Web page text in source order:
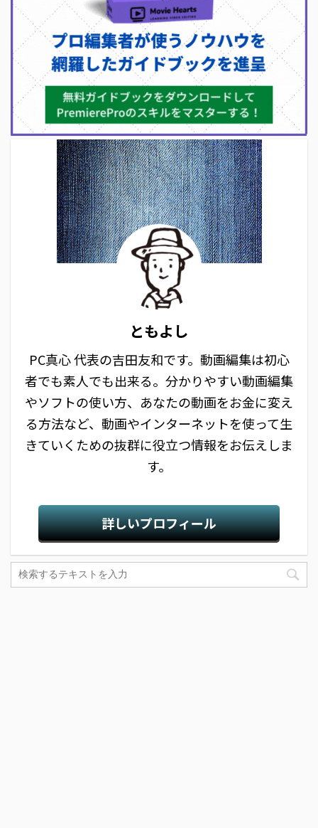
ともよし
PC真心 代表の吉田友和です。動画編集は初心
者でも素人でも出来る。分かりやすい動画編集
やソフトの使い方、あなたの動画をお金に変え
る方法など、動画やインターネットを使って生
きていくための抜群に役立つ情報をお伝えしま
す。
詳しいプロフィール